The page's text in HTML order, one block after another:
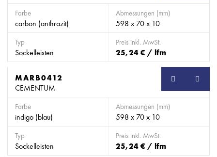
Farbe
carbon (anthrazit)
Abmessungen (mm)
598 x 70 x 10
Typ
Sockelleisten
Preis inkl. MwSt.
25,24 € / lfm
SB
MARB0412
CEMENTUM
Farbe
indigo (blau)
Abmessungen (mm)
598 x 70 x 10
Typ
Sockelleisten
Preis inkl. MwSt.
25,24 € / lfm